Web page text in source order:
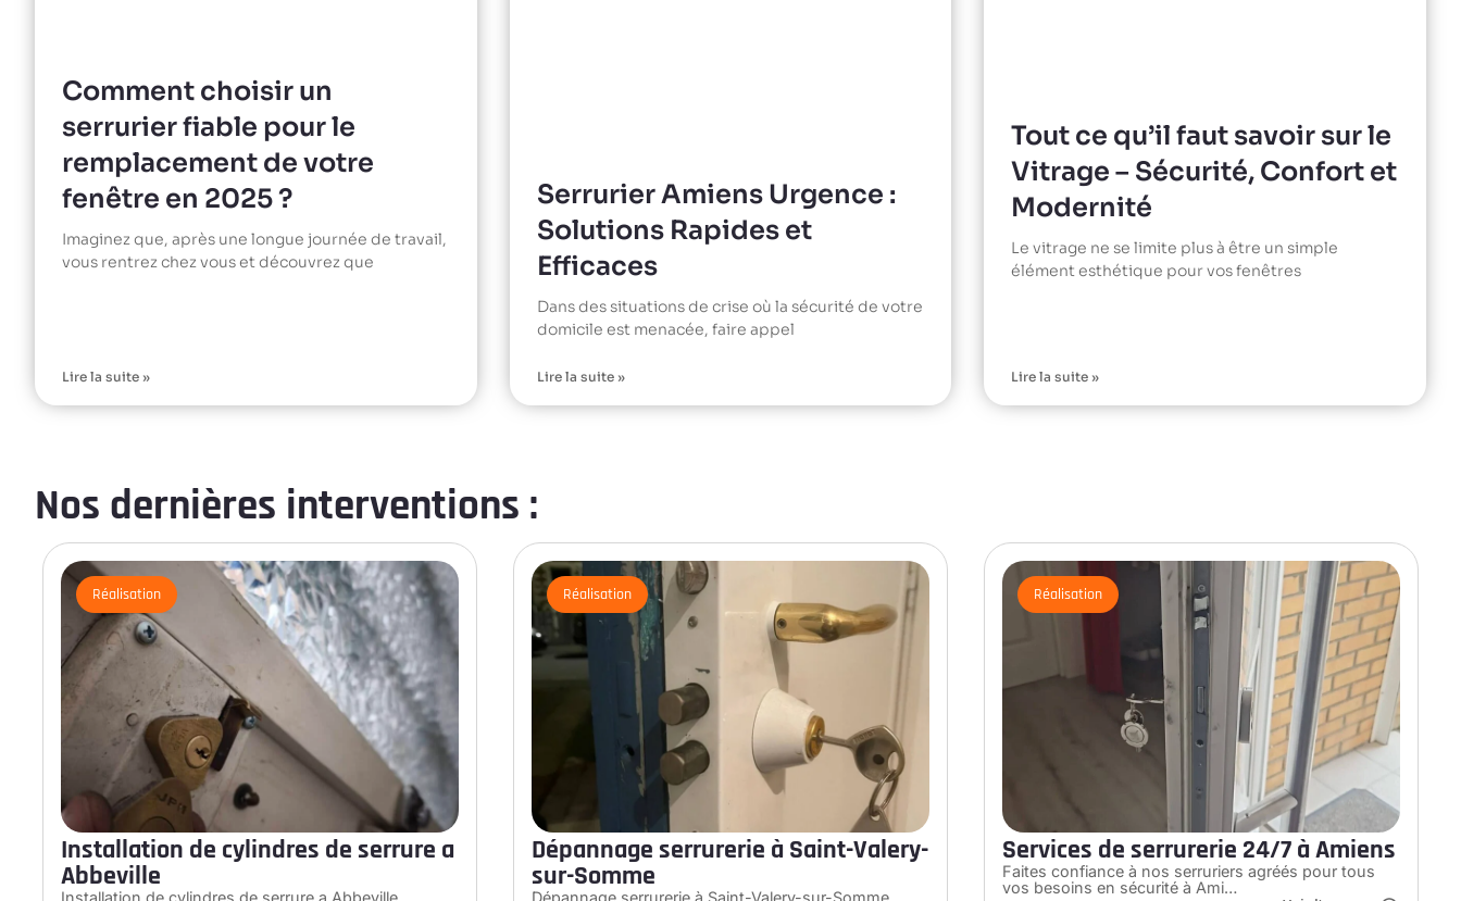
Comment choisir un
serrurier fiable pour le
remplacement de votre
fenêtre en 2025 ?
Imaginez que, après une longue journée de travail,
vous rentrez chez vous et découvrez que
Lire la suite »
Serrurier Amiens Urgence :
Solutions Rapides et
Efficaces
Dans des situations de crise où la sécurité de votre
domicile est menacée, faire appel
Lire la suite »
Tout ce qu’il faut savoir sur le
Vitrage – Sécurité, Confort et
Modernité
Le vitrage ne se limite plus à être un simple
élément esthétique pour vos fenêtres
Lire la suite »
Nos dernières interventions :
Réalisation
Installation de cylindres de serrure a
Abbeville
Installation de cylindres de serrure a Abbeville
Réalisation
Dépannage serrurerie à Saint-Valery-
sur-Somme
Dépannage serrurerie à Saint-Valery-sur-Somme
Réalisation
Services de serrurerie 24/7 à Amiens
Faites confiance à nos serruriers agréés pour tous
vos besoins en sécurité à Ami…